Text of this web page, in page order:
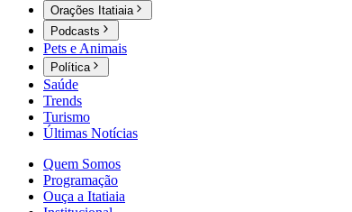
Orações Itatiaia
Podcasts
Pets e Animais
Política
Saúde
Trends
Turismo
Últimas Notícias
Quem Somos
Programação
Ouça a Itatiaia